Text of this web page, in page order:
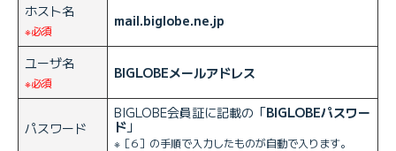
ホスト名
※必須
mail.biglobe.ne.jp
ユーザ名
※必須
BIGLOBEメールアドレス
パスワード
BIGLOBE会員証に記載の「BIGLOBEパスワー
ド 」
※［6］の手順で入力したものが自動で入ります。